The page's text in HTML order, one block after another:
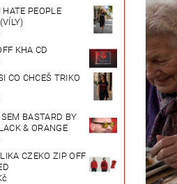
PEOPLE
KHA CD
CO CHCEŠ TRIKO
SEM BASTARD BY
& ORANGE
CZEKO ZIP OFF